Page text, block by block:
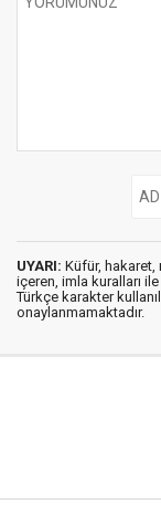
UYARI: Küfür, hakaret,
içeren, imla kuralları ile
Türkçe karakter
onaylanmamaktadır.